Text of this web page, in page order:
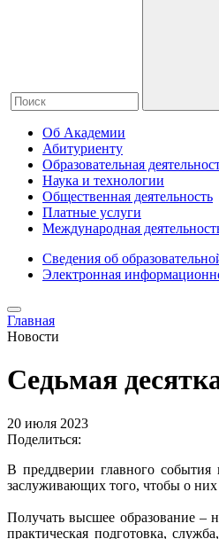
Об Академии
Абитуриенту
Образовательная
Наука и технологии
Общественная деятельность
Платные услуги
Международная
Сведения об
Электронная
Главная
Новости
Седьмая
20 июля 2023
Поделиться:
В преддверии главного
заслуживающих того, чтобы о них
Получать высшее образование
практическая подготовка,